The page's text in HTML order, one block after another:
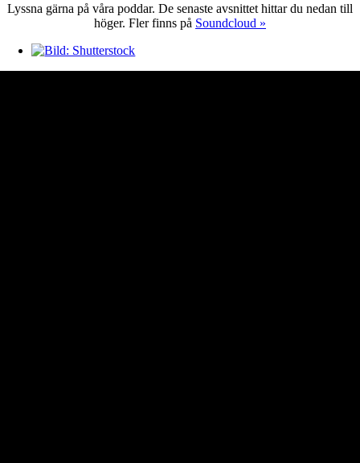
Lyssna gärna på våra poddar. De senaste avsnittet hittar du nedan till
höger. Fler finns på Soundcloud »